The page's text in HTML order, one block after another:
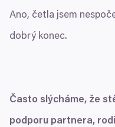
Ano, četla jsem
dobrý konec.
Často slýcháme, že
podporu partnera,